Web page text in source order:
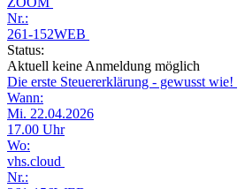
Nr.:
261-152WEB
Status:
Aktuell keine Anmeldung möglich
Die erste Steuererklärung - gewusst wie!
Wann:
Mi. 22.04.2026
17.00 Uhr
Wo:
vhs.cloud
Nr.: